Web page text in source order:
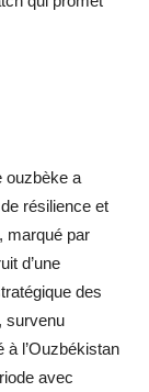
ouzbèke a
résilience et
marqué par
d’une
des
survenu
l’Ouzbékistan
avec